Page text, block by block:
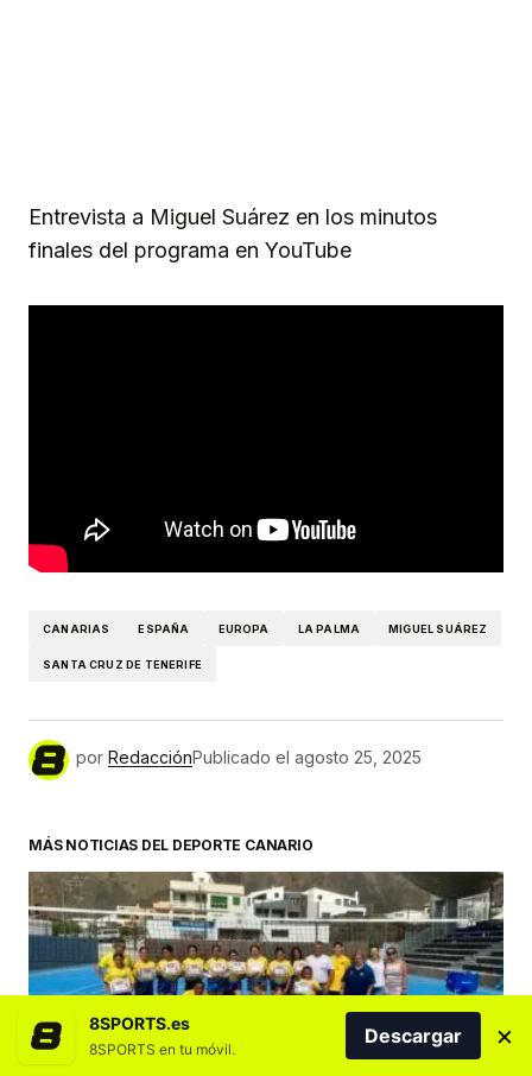
Entrevista a Miguel Suárez en los minutos
finales del programa en YouTube
CANARIAS ESPAÑA EUROPA LA PALMA MIGUEL SUÁREZ
SANTA CRUZ DE TENERIFE
por RedacciónPublicado el agosto 25, 2025
MÁS NOTICIAS DEL DEPORTE CANARIO
8SPORTS.es
8SPORTS en tu móvil.
Descargar ×